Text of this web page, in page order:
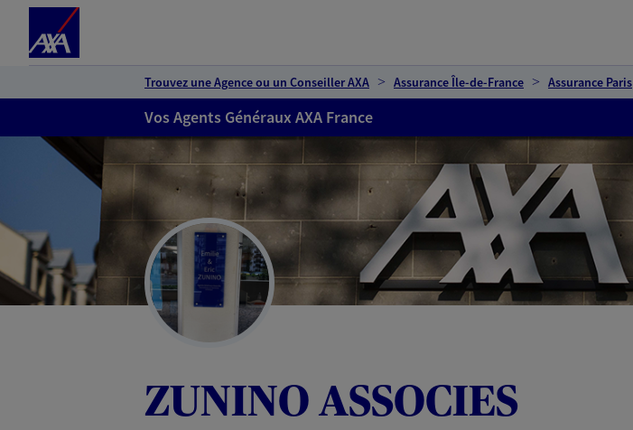
Trouvez une Agence ou un Conseiller AXA Assurance Île-de-France Assurance Paris
Vos Agents Généraux AXA France
ZUNINO ASSOCIES